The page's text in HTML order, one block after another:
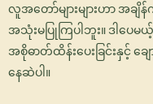
လူအတော်များများဟာ အ
အသုံးမပြုကြပါဘူး။ ဒါပေမယ့်
အစိုဓာတ်ထိန်းပေးခြင်းနှင့် ချ
နေဆဲပါ။